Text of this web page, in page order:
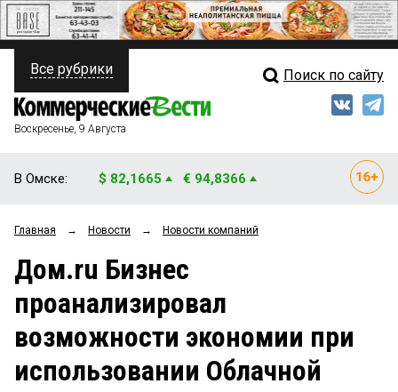
ПОЛИТИКА
ФИНАНСЫ
ОБЩЕСТВО
ЗАКОН
НОВОСТИ КОМПАНИЙ
Свежий выпуск
Мнения
Архив
Все рубрики Поиск по сайту
Воскресенье, 9 Августа
В Омске: $ 82,1665 € 94,8366
Главная → Новости → Новости компаний
Дом.ru Бизнес
проанализировал
возможности экономии при
использовании Облачной